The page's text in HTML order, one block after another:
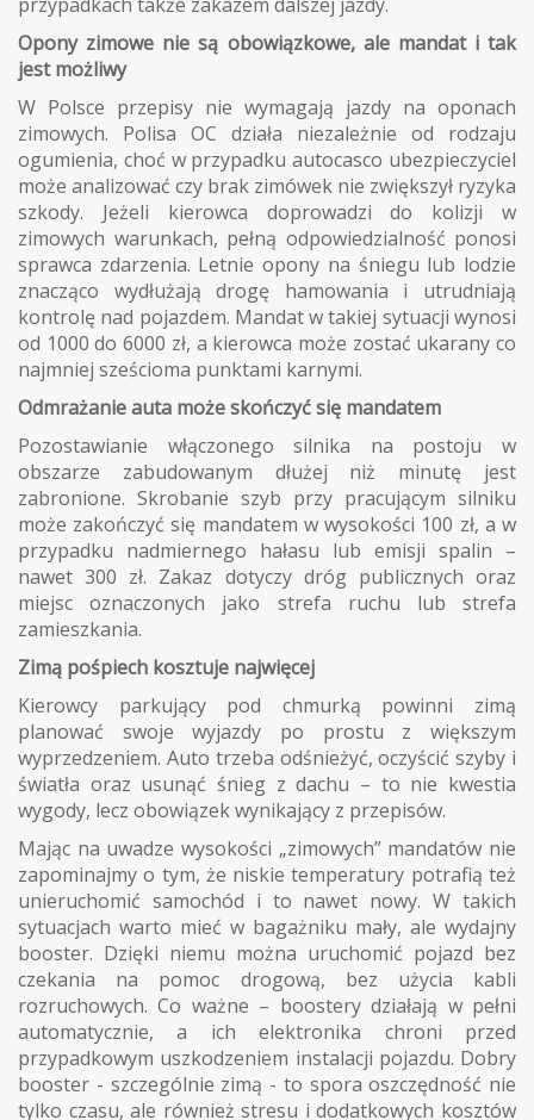
Opony zimowe nie są obowiązkowe, ale mandat i tak
jest możliwy
W Polsce przepisy nie wymagają jazdy na oponach
zimowych. Polisa OC działa niezależnie od rodzaju
ogumienia, choć w przypadku autocasco ubezpieczyciel
może analizować czy brak zimówek nie zwiększył ryzyka
szkody. Jeżeli kierowca doprowadzi do kolizji w
zimowych warunkach, pełną odpowiedzialność ponosi
sprawca zdarzenia. Letnie opony na śniegu lub lodzie
znacząco wydłużają drogę hamowania i utrudniają
kontrolę nad pojazdem. Mandat w takiej sytuacji wynosi
od 1000 do 6000 zł, a kierowca może zostać ukarany co
najmniej sześcioma punktami karnymi.
Odmrażanie auta może skończyć się mandatem
Pozostawianie włączonego silnika na postoju w
obszarze zabudowanym dłużej niż minutę jest
zabronione. Skrobanie szyb przy pracującym silniku
może zakończyć się mandatem w wysokości 100 zł, a w
przypadku nadmiernego hałasu lub emisji spalin –
nawet 300 zł. Zakaz dotyczy dróg publicznych oraz
miejsc oznaczonych jako strefa ruchu lub strefa
zamieszkania.
Zimą pośpiech kosztuje najwięcej
Kierowcy parkujący pod chmurką powinni zimą
planować swoje wyjazdy po prostu z większym
wyprzedzeniem. Auto trzeba odśnieżyć, oczyścić szyby i
światła oraz usunąć śnieg z dachu – to nie kwestia
wygody, lecz obowiązek wynikający z przepisów.
Mając na uwadze wysokości „zimowych” mandatów nie
zapominajmy o tym, że niskie temperatury potrafią też
unieruchomić samochód i to nawet nowy. W takich
sytuacjach warto mieć w bagażniku mały, ale wydajny
booster. Dzięki niemu można uruchomić pojazd bez
czekania na pomoc drogową, bez użycia kabli
rozruchowych. Co ważne – boostery działają w pełni
automatycznie, a ich elektronika chroni przed
przypadkowym uszkodzeniem instalacji pojazdu. Dobry
booster - szczególnie zimą - to spora oszczędność nie
tylko czasu, ale również stresu i dodatkowych kosztów